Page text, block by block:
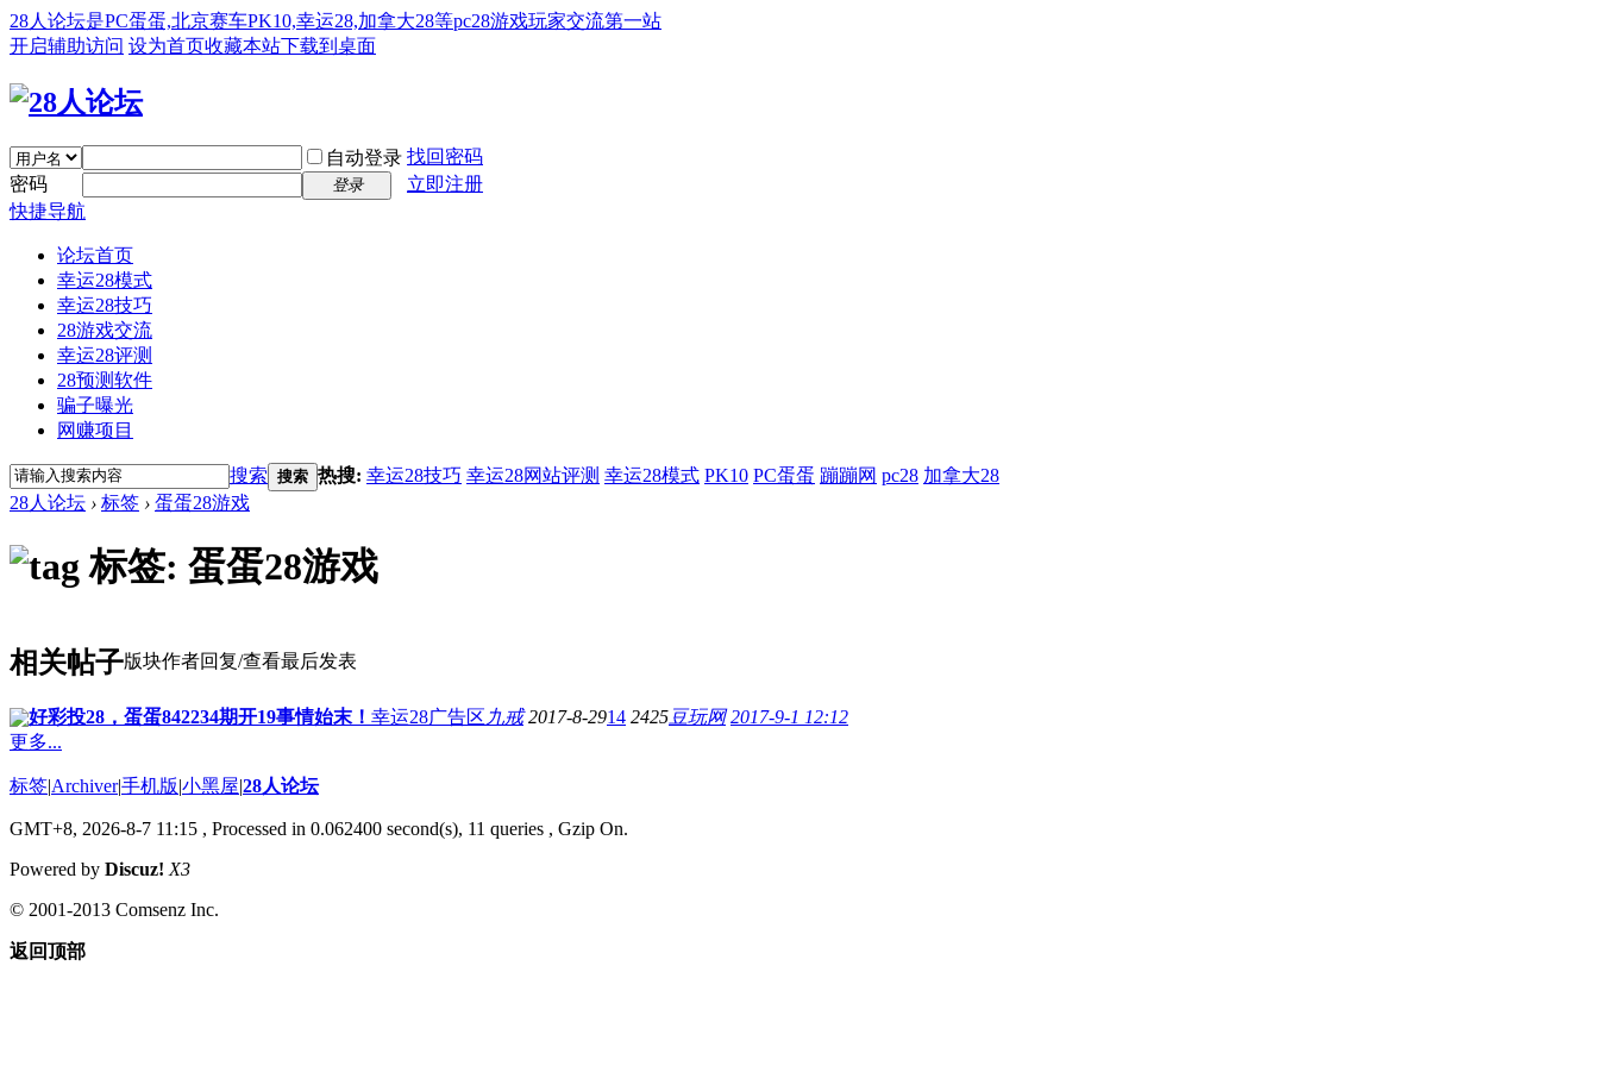
28人论坛是PC蛋蛋,北京赛车PK10,幸运28,加拿大28等pc28游戏玩家交流第一站
开启辅助访问 设为首页收藏本站下载到桌面
自动登录 找回密码
密码
登录
立即注册
快捷导航
论坛首页
幸运28模式
幸运28技巧
28游戏交流
幸运28评测
28预测软件
骗子曝光
网赚项目
搜索 搜索 热搜: 幸运28技巧 幸运28网站评测 幸运28模式 PK10 PC蛋蛋 蹦蹦网 pc28 加拿大28
28人论坛 › 标签 › 蛋蛋28游戏
标签: 蛋蛋28游戏
相关帖子版块作者回复/查看最后发表
好彩投28，蛋蛋842234期开19事情始末！ 幸运28广告区 九戒 2017-8-2914 2425 豆玩网 2017-9-1 12:12
更多...
标签|Archiver|手机版|小黑屋|28人论坛
GMT+8, 2026-8-7 11:15 , Processed in 0.062400 second(s), 11 queries , Gzip On.
Powered by Discuz! X3
© 2001-2013 Comsenz Inc.
返回顶部